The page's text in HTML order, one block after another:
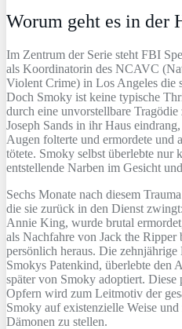
Worum geht es in der
Im Zentrum der Serie steht FBI
als Koordinatorin des NCAVC
Violent Crime) in Los Angeles die
Doch Smoky ist keine typische
durch eine unvorstellbare
Joseph Sands in ihr Haus
Augen folterte und ermordete und
tötete. Smoky selbst überlebte nur
entstellende Narben im Gesicht
Sechs Monate nach diesem
die sie zurück in den Dienst
Annie King, wurde brutal
als Nachfahre von Jack the
persönlich heraus. Die
Smokys Patenkind, überlebte den
später von Smoky adoptiert.
Opfern wird zum Leitmotiv der
Smoky auf existenzielle Weise
Dämonen zu stellen.